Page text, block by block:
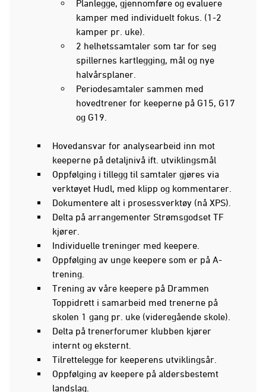
Planlegge, gjennomføre og evaluere
kamper med individuelt fokus. (1-2
kamper pr. uke).
2 helhetssamtaler som tar for seg
spillernes kartlegging, mål og nye
halvårsplaner.
Periodesamtaler sammen med
hovedtrener for keeperne på G15, G17
og G19.
Hovedansvar for analysearbeid inn mot
keeperne på detaljnivå ift. utviklingsmål
Oppfølging i tillegg til samtaler gjøres via
verktøyet Hudl, med klipp og kommentarer.
Dokumentere alt i prosessverktøy (nå XPS).
Delta på arrangementer Strømsgodset TF
kjører.
Individuelle treninger med keepere.
Oppfølging av unge keepere som er på A-
trening.
Trening av våre keepere på Drammen
Toppidrett i samarbeid med trenerne på
skolen 1 gang pr. uke (videregående skole).
Delta på trenerforumer klubben kjører
internt og eksternt.
Tilrettelegge for keeperens utviklingsår.
Oppfølging av keepere på aldersbestemt
landslag.